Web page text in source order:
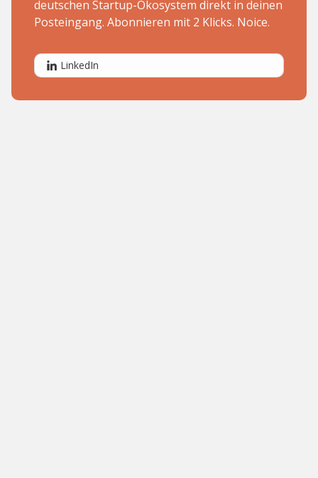
deutschen Startup-Ökosystem direkt in deinen
Posteingang. Abonnieren mit 2 Klicks. Noice.
LinkedIn